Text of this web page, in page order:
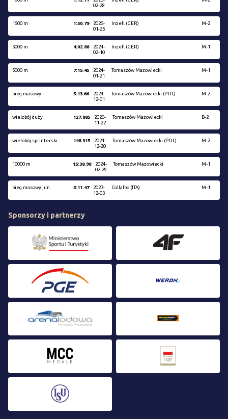
02-28
1500 m 1:50.79
2025-
01-25
Inzell (GER) M-2
3000 m 4:02.88
2024-
02-10
Inzell (GER) M-1
5000 m 7:15.45
2024-
01-21
Tomaszów Mazowiecki M-1
bieg masowy 5:13.66
2024-
12-01
Tomaszów Mazowiecki (POL) M-2
wielobój duży 127.885
2020-
11-22
Tomaszów Mazowiecki B-2
wielobój sprinterski 148.315
2024-
12-20
Tomaszów Mazowiecki (POL) M-2
10000 m 15:38.98
2024-
02-29
Tomaszów Mazowiecki M-1
bieg masowy jun 5:11.47
2023-
12-03
Collalbo (ITA) M-1
Sponsorzy i partnerzy